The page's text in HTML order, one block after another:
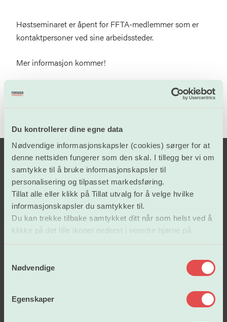
Du kontrollerer dine egne data
Nødvendige informasjonskapsler (cookies) sørger for at
denne nettsiden fungerer som den skal. I tillegg ber vi om
samtykke til å bruke informasjonskapsler til
personalisering og tilpasset markedsføring.
Tillat alle eller klikk på Tillat utvalg for å velge hvilke
informasjonskapsler du samtykker til.
Du kan trekke tilbake samtykket ditt når som helst ved å
klikke på det lille ikonet nederst i venstre hjørne på
nettsiden.
Nødvendige
Egenskaper
Høstseminaret er åpent for FFTA-medlemmer som er
kontaktpersoner ved sine arbeidssteder.
Mer informasjon kommer!
Lønn og tariffavtaler
Arbeidsvilkår